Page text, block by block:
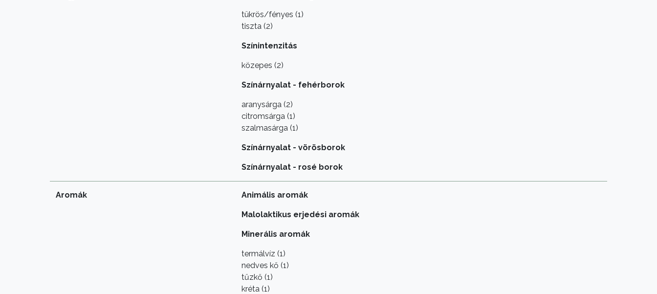
tükrös/fényes (1)
tiszta (2)
Színintenzitás
közepes (2)
Színárnyalat - fehérborok
aranysárga (2)
citromsárga (1)
szalmasárga (1)
Színárnyalat - vörösborok
Színárnyalat - rosé borok
Aromák Animális aromák
Malolaktikus erjedési aromák
Minerális aromák
termálvíz (1)
nedves kő (1)
tűzkő (1)
kréta (1)